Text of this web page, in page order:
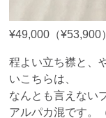
¥49,000（¥53,900）
程よい立ち襟と、
いこちらは、
なんとも言えない
アルパカ混です。